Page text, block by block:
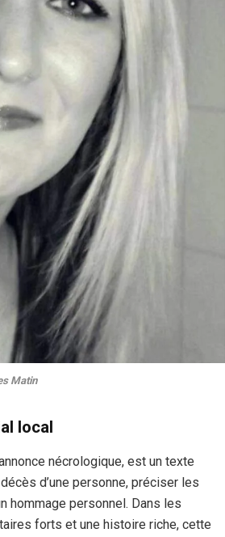
Matin
local
nécrologique, est un texte
d’une personne, préciser les
hommage personnel. Dans les
forts et une histoire riche, cette